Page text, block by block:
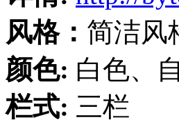
风格： 简洁风
颜色: 白色、
栏式: 三栏